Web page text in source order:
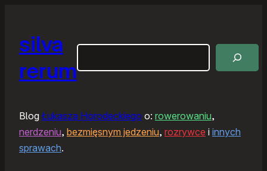
silva
rerum
Blog Łukasza Horodeckiego o: rowerowaniu,
nerdzeniu, bezmięsnym jedzeniu, rozrywce i innych
sprawach.